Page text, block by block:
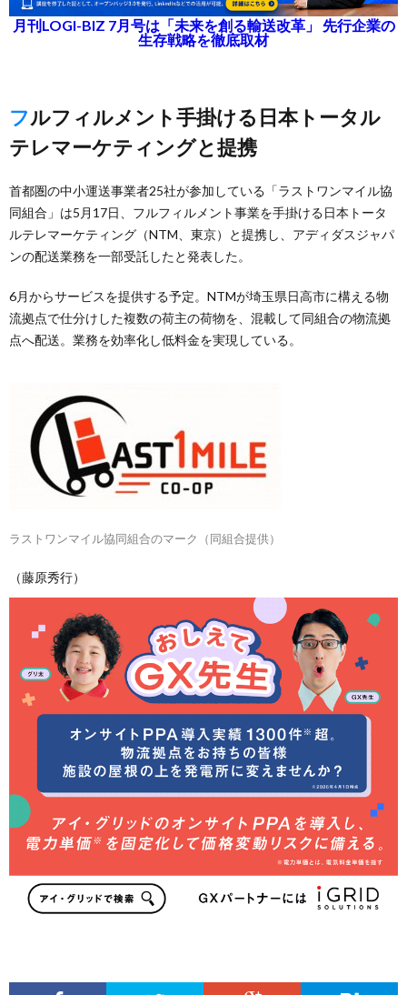
月刊LOGI-BIZ 7月号は「未来を創る輸送改革」 先行企業の
生存戦略を徹底取材
フルフィルメント手掛ける日本トータル
テレマーケティングと提携
首都圏の中小運送事業者25社が参加している「ラストワンマイル協
同組合」は5月17日、フルフィルメント事業を手掛ける日本トータ
ルテレマーケティング（NTM、東京）と提携し、アディダスジャパ
ンの配送業務を一部受託したと発表した。
6月からサービスを提供する予定。NTMが埼玉県日高市に構える物
流拠点で仕分けした複数の荷主の荷物を、混載して同組合の物流拠
点へ配送。業務を効率化し低料金を実現している。
ラストワンマイル協同組合のマーク（同組合提供）
（藤原秀行）